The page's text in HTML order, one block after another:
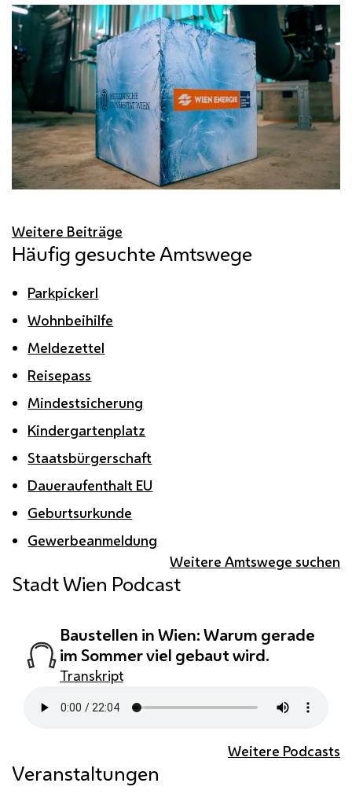
Weitere Beiträge
Häufig gesuchte Amtswege
Parkpickerl
Wohnbeihilfe
Meldezettel
Reisepass
Mindestsicherung
Kindergartenplatz
Staatsbürgerschaft
Daueraufenthalt EU
Geburtsurkunde
Gewerbeanmeldung
Weitere Amtswege suchen
Stadt Wien Podcast
Baustellen in Wien: Warum gerade
im Sommer viel gebaut wird.
Transkript
Weitere Podcasts
Veranstaltungen